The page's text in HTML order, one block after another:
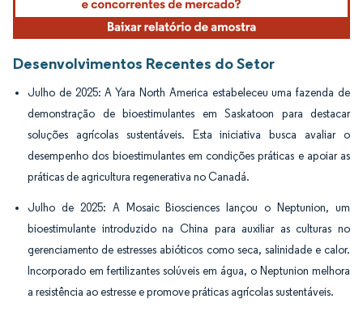
Desenvolvimentos Recentes do Setor
Julho de 2025: A Yara North America estabeleceu uma fazenda de
demonstração de bioestimulantes em Saskatoon para destacar
soluções agrícolas sustentáveis. Esta iniciativa busca avaliar o
desempenho dos bioestimulantes em condições práticas e apoiar as
práticas de agricultura regenerativa no Canadá.
Julho de 2025: A Mosaic Biosciences lançou o Neptunion, um
bioestimulante introduzido na China para auxiliar as culturas no
gerenciamento de estresses abióticos como seca, salinidade e calor.
Incorporado em fertilizantes solúveis em água, o Neptunion melhora
a resistência ao estresse e promove práticas agrícolas sustentáveis.